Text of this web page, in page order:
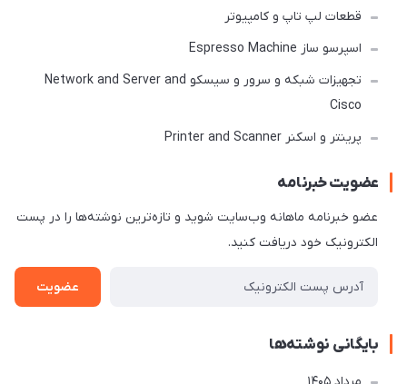
قطعات لپ تاپ و کامپیوتر
اسپرسو ساز Espresso Machine
تجهیزات شبکه و سرور و سیسکو Network and Server and
Cisco
پرینتر و اسکنر Printer and Scanner
عضویت خبرنامه
عضو خبرنامه ماهانه وب‌سایت شوید و تازه‌ترین نوشته‌ها را در پست
الکترونیک خود دریافت کنید.
عضویت
بایگانی نوشته‌ها